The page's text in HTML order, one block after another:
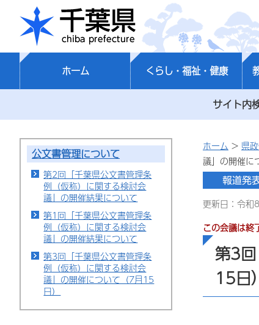
千葉県
ホーム くらし・福祉・健康
サイト内
公文書管理について
第2回「千葉県公文書管理条
例（仮称）に関する検討会
議」の開催結果について
第1回「千葉県公文書管理条
例（仮称）に関する検討会
議」の開催結果について
第3回「千葉県公文書管理条
例（仮称）に関する検討会
議」の開催について（7月15
日）
ホーム > 県
議」の開催に
更新日：令
この会議は終
第3
15日）